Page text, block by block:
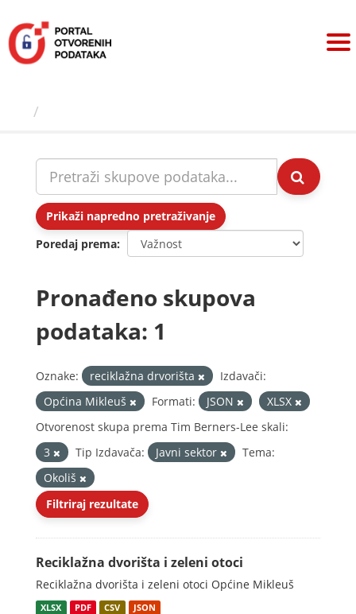
sadržaj
Prikaži napredno pretraživanje
Poredaj prema
Pronađeno skupova
podataka: 1
Oznake: reciklažna drvorišta
Izdavači:
Općina Mikleuš
Formati: JSON
XLSX
Otvorenost skupa prema Tim Berners-Lee skali:
3
Tip Izdavača: Javni sektor
Tema:
Okoliš
Filtriraj rezultate
Reciklažna dvorišta i zeleni otoci
Reciklažna dvorišta i zeleni otoci Općine Mikleuš
XLSX PDF CSV JSON